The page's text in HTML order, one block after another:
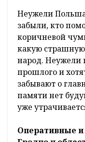
Неужели
забыли, кто
коричневой
какую страшную
народ. Неужели
прошлого и
забывают о
памяти нет
уже
Оперативные и